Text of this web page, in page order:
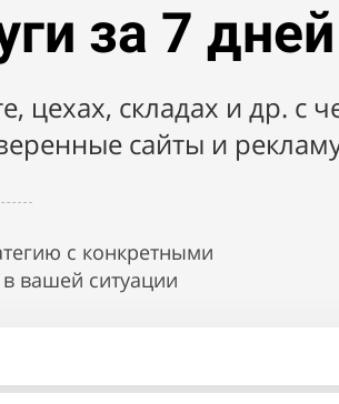
за 7 дней
цехах, складах и др. с
сайты и
с конкретными
вашей ситуации